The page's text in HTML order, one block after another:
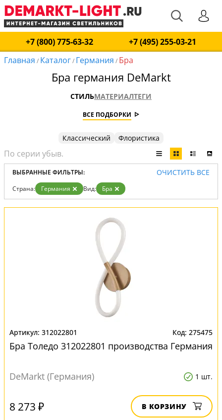
+7 (800) 775-63-32
+7 (495) 255-03-21
Главная / Каталог/ Германия / Бра
Бра германия DeMarkt
СТИЛЬМАТЕРИАЛТЕГИ
ВСЕ ПОДБОРКИ
Классический Флористика
ВЫБРАННЫЕ ФИЛЬТРЫ: ОЧИСТИТЬ ВСЕ
Страна: Германия Вид: Бра
312022801 275475
Бра Толедо 312022801 производства Германия
DeMarkt (Германия) 1 шт.
8 273 ₽ В КОРЗИНУ